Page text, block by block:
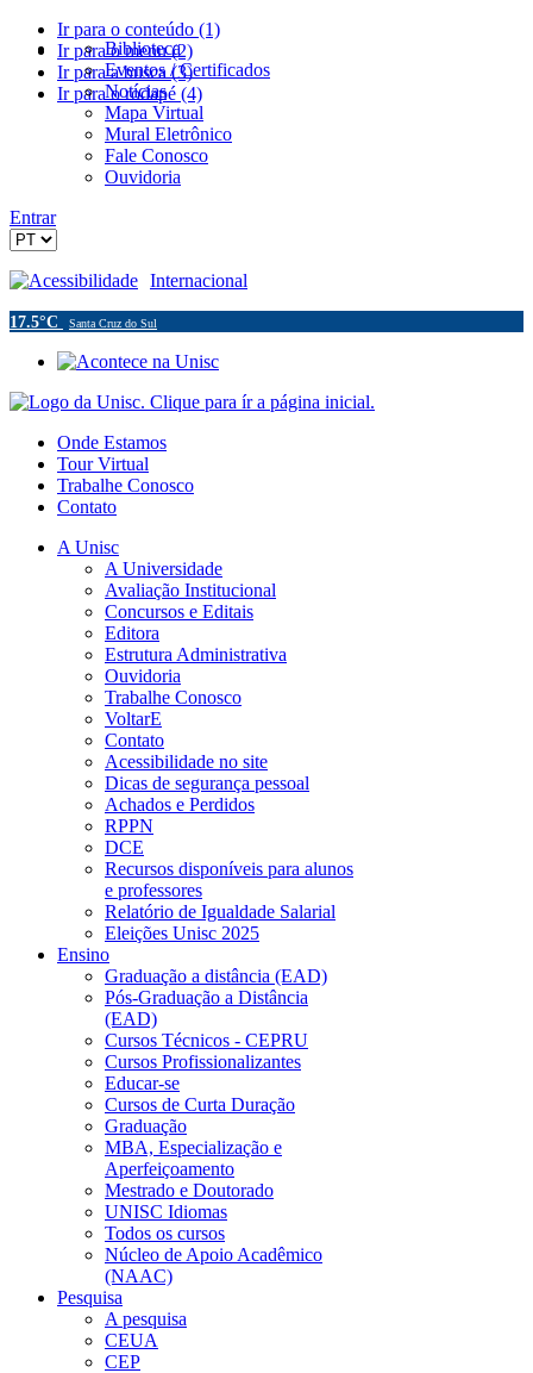
Ir para o conteúdo (1)
Ir para o menu (2)
Ir para a busca (3)
Ir para o rodapé (4)
Biblioteca
Eventos / Certificados
Notícias
Mapa Virtual
Mural Eletrônico
Fale Conosco
Ouvidoria
Entrar
Acessibilidade Internacional
17.5°C Santa Cruz do Sul
Onde Estamos
Tour Virtual
Trabalhe Conosco
Contato
A Unisc
A Universidade
Avaliação Institucional
Concursos e Editais
Editora
Estrutura Administrativa
Ouvidoria
Trabalhe Conosco
VoltarE
Contato
Acessibilidade no site
Dicas de segurança pessoal
Achados e Perdidos
RPPN
DCE
Recursos disponíveis para alunos
e professores
Relatório de Igualdade Salarial
Eleições Unisc 2025
Ensino
Graduação a distância (EAD)
Pós-Graduação a Distância
(EAD)
Cursos Técnicos - CEPRU
Cursos Profissionalizantes
Educar-se
Cursos de Curta Duração
Graduação
MBA, Especialização e
Aperfeiçoamento
Mestrado e Doutorado
UNISC Idiomas
Todos os cursos
Núcleo de Apoio Acadêmico
(NAAC)
Pesquisa
A pesquisa
CEUA
CEP